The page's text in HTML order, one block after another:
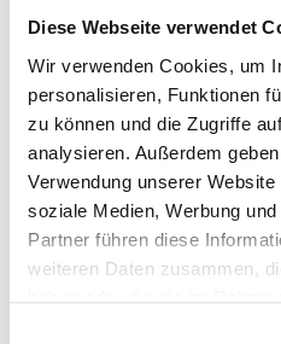
Diese Webseite verwendet
Wir verwenden Cookies, um
personalisieren, Funktionen
zu können und die Zugriffe
analysieren. Außerdem
Verwendung unserer
soziale Medien, Werbung
Partner führen diese
weiteren Daten zusammen,
haben oder die sie im
regionale und/oder
anderem werden gegrillte
und Elchpizza serviert.
Marmelade werden
Wenn du zu einem
größeren Gruppen grillen
dem Parkbesitzer
Produkte gegrillt werden,
gekauft wurden - oder